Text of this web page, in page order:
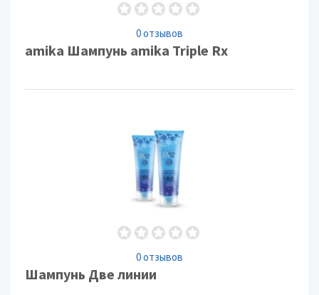
0 отзывов
amika Шампунь amika Triple Rx
0 отзывов
Шампунь Две линии